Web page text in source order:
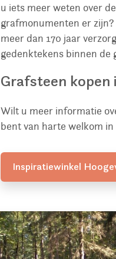
u iets meer weten over
grafmonumenten er
meer dan 170 jaar
gedenktekens binnen de
Grafsteen
Wilt u meer informatie
bent van harte welkom
Inspiratiewinkel